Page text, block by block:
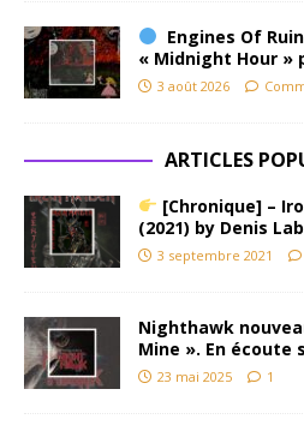
Engines Of
« Midnight Hour »
3 août 2026
ARTICLES
[Chronique] –
(2021) by Denis
3 septembre 2021
Nighthawk
Mine ». En écoute
23 mai 2025 1